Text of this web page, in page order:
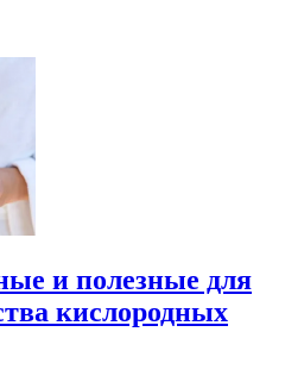
и полезные для
кислородных